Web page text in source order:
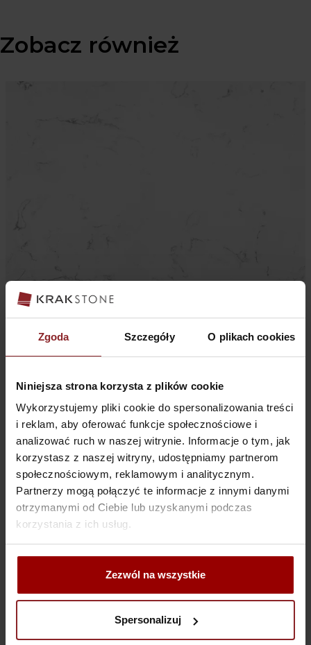
Zgoda Szczegóły O plikach cookies
Niniejsza strona korzysta z plików cookie
Wykorzystujemy pliki cookie do spersonalizowania treści
i reklam, aby oferować funkcje społecznościowe i
analizować ruch w naszej witrynie. Informacje o tym, jak
korzystasz z naszej witryny, udostępniamy partnerom
społecznościowym, reklamowym i analitycznym.
Partnerzy mogą połączyć te informacje z innymi danymi
otrzymanymi od Ciebie lub uzyskanymi podczas
korzystania z ich usług.
Zezwól na wszystkie
Spersonalizuj
Zobacz również
Noble Areti Bianco
Crystal Royal